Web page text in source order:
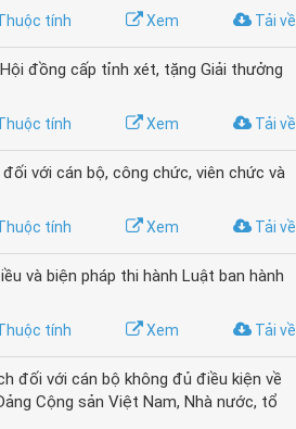
Tải về
Xem
tính
đồng cấp tỉnh xét, tặng Giải thưởng
Tải về
Xem
tính
với cán bộ, công chức, viên chức và
Tải về
Xem
tính
và biện pháp thi hành Luật ban hành
Tải về
Xem
tính
đối với cán bộ không đủ điều kiện về
Cộng sản Việt Nam, Nhà nước, tổ